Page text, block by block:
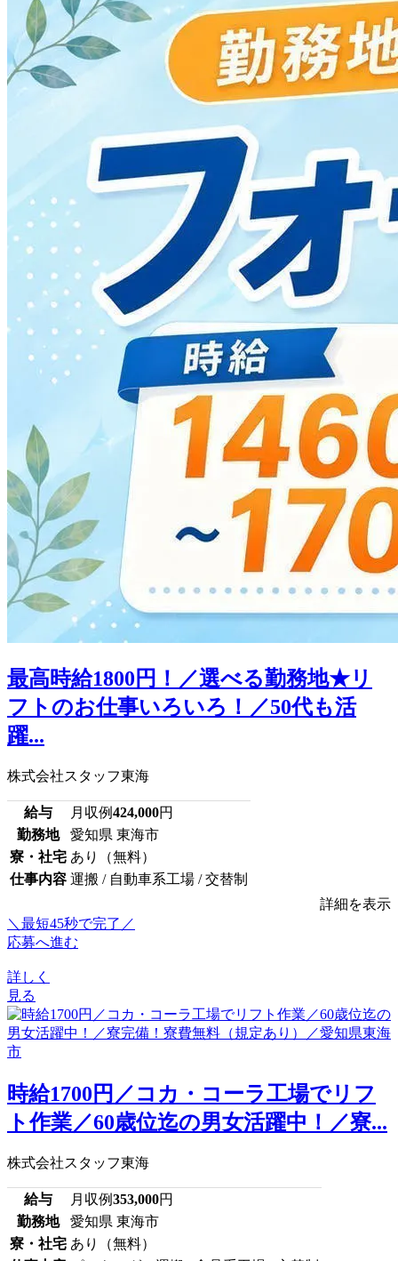
最高時給1800円！／選べる勤務地★リ
フトのお仕事いろいろ！／50代も活
躍...
株式会社スタッフ東海
給与 月収例424,000円
勤務地
愛知県 東海市
寮・社宅 あり（無料）
仕事内容 運搬 / 自動車系工場 / 交替制
詳細を表示
＼最短45秒で完了／
応募へ進む
詳しく
見る
時給1700円／コカ・コーラ工場でリフ
ト作業／60歳位迄の男女活躍中！／寮...
株式会社スタッフ東海
給与 月収例353,000円
勤務地
愛知県 東海市
寮・社宅 あり（無料）